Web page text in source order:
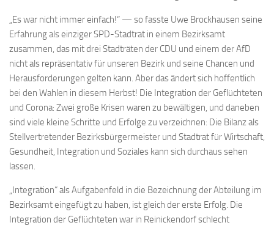
„Es war nicht immer einfach!“ — so fasste Uwe Brockhausen seine
Erfahrung als einziger SPD-Stadtrat in einem Bezirksamt
zusammen, das mit drei Stadträten der CDU und einem der AfD
nicht als repräsentativ für unseren Bezirk und seine Chancen und
Herausforderungen gelten kann. Aber das ändert sich hoffentlich
bei den Wahlen in diesem Herbst! Die Integration der Geflüchteten
und Corona: Zwei große Krisen waren zu bewältigen, und daneben
sind viele kleine Schritte und Erfolge zu verzeichnen: Die Bilanz als
Stellvertretender Bezirksbürgermeister und Stadtrat für Wirtschaft,
Gesundheit, Integration und Soziales kann sich durchaus sehen
lassen.
„Integration“ als Aufgabenfeld in die Bezeichnung der Abteilung im
Bezirksamt eingefügt zu haben, ist gleich der erste Erfolg. Die
Integration der Geflüchteten war in Reinickendorf schlecht